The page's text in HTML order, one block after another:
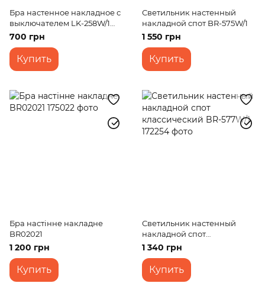
Бра настенное накладное с
выключателем LK-258W/1
E27
700 грн
Купить
Светильник настенный
накладной спот BR-575W/1
1 550 грн
Купить
Бра настінне накладне
BR02021
1 200 грн
Купить
Светильник настенный
накладной спот
классический BR-577W/1
1 340 грн
Купить